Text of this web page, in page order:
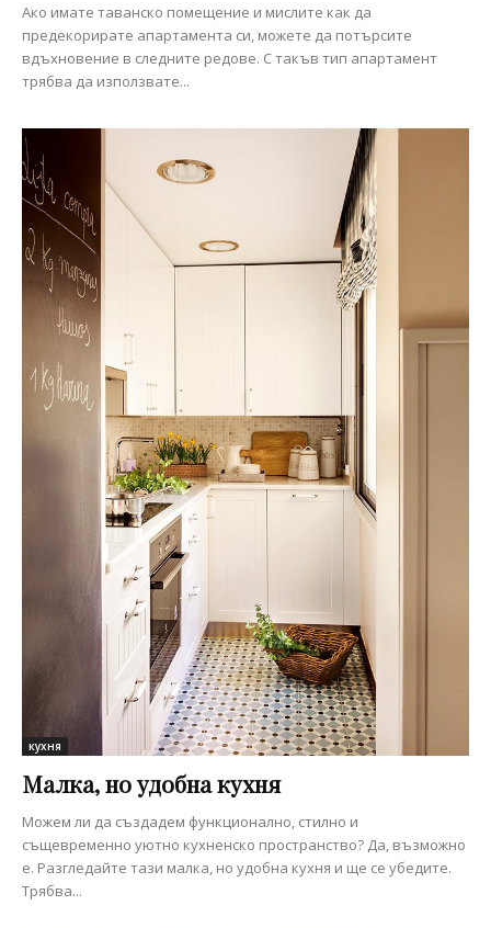
Ако имате таванско помещение и мислите как да
предекорирате апартамента си, можете да потърсите
вдъхновение в следните редове. С такъв тип апартамент
трябва да използвате...
кухня
Малка, но удобна кухня
Можем ли да създадем функционално, стилно и
същевременно уютно кухненско пространство? Да, възможно
е. Разгледайте тази малка, но удобна кухня и ще се убедите.
Трябва...